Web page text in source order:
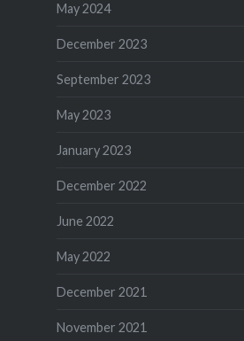
May 2024
December 2023
September 2023
May 2023
January 2023
December 2022
June 2022
May 2022
December 2021
November 2021